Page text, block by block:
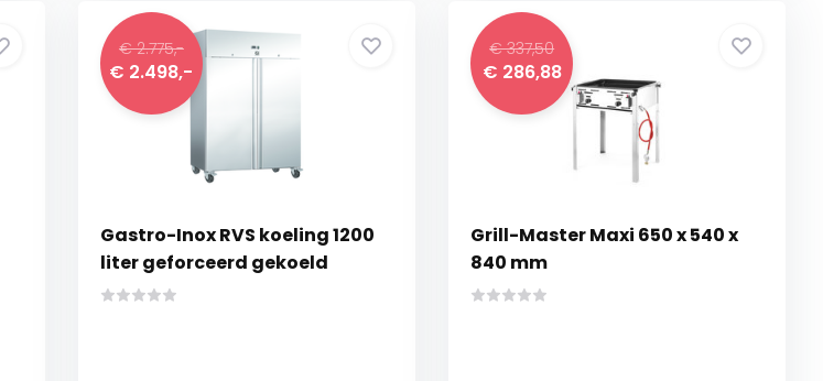
€ 2.775,-
€ 2.498,-
Gastro-Inox RVS koeling 1200
liter geforceerd gekoeld
€ 337,50
€ 286,88
Grill-Master Maxi 650 x 540 x
840 mm